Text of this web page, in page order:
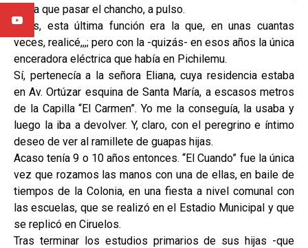
había que pasar el chancho, a pulso.
Pues, esta última función era la que, en unas cuantas
veces, realicé,,,; pero con la -quizás- en esos años la única
enceradora eléctrica que había en Pichilemu.
Sí, pertenecía a la señora Eliana, cuya residencia estaba
en Av. Ortúzar esquina de Santa María, a escasos metros
de la Capilla “El Carmen”. Yo me la conseguía, la usaba y
luego la iba a devolver. Y, claro, con el peregrino e íntimo
deseo de ver al ramillete de guapas hijas.
Acaso tenía 9 o 10 años entonces. “El Cuando” fue la única
vez que rozamos las manos con una de ellas, en baile de
tiempos de la Colonia, en una fiesta a nivel comunal con
las escuelas, que se realizó en el Estadio Municipal y que
se replicó en Ciruelos.
Tras terminar los estudios primarios de sus hijas -que